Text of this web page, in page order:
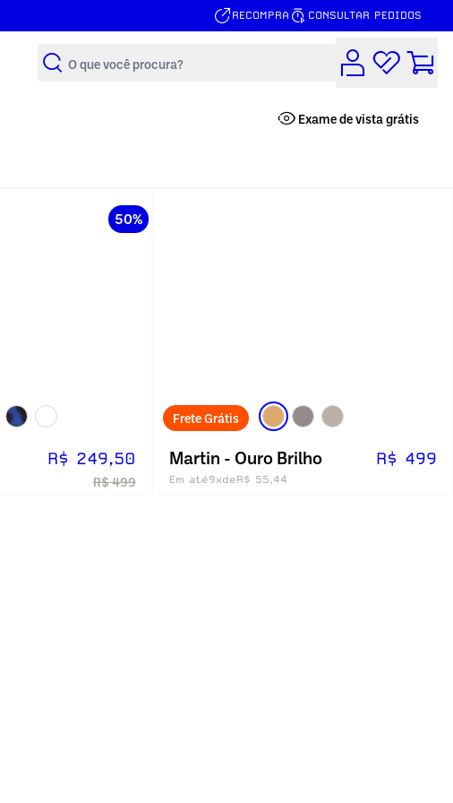
RECOMPRA CONSULTAR PEDIDOS
Buscar
Exame de vista grátis
50%
R$ 249,50
R$ 499
Frete Grátis
Martin - Ouro Brilho R$ 499
Em até9xdeR$ 55,44